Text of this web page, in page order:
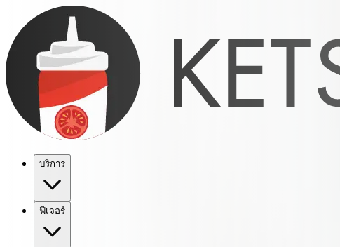
บริการ
ฟีเจอร์